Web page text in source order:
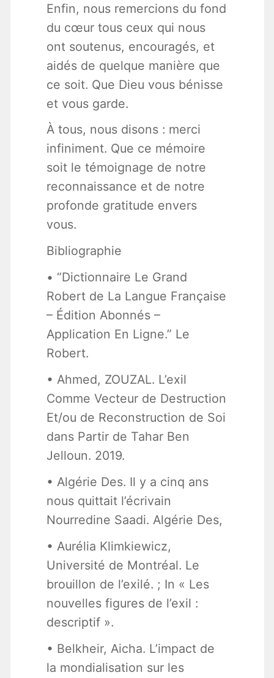
Enfin, nous remercions du fond
du cœur tous ceux qui nous
ont soutenus, encouragés, et
aidés de quelque manière que
ce soit. Que Dieu vous bénisse
et vous garde.
À tous, nous disons : merci
infiniment. Que ce mémoire
soit le témoignage de notre
reconnaissance et de notre
profonde gratitude envers
vous.
Bibliographie
• “Dictionnaire Le Grand
Robert de La Langue Française
– Édition Abonnés –
Application En Ligne.” Le
Robert.
• Ahmed, ZOUZAL. L’exil
Comme Vecteur de Destruction
Et/ou de Reconstruction de Soi
dans Partir de Tahar Ben
Jelloun. 2019.
• Algérie Des. Il y a cinq ans
nous quittait l’écrivain
Nourredine Saadi. Algérie Des,
• Aurélia Klimkiewicz,
Université de Montréal. Le
brouillon de l’exilé. ; In « Les
nouvelles figures de l’exil :
descriptif ».
• Belkheir, Aicha. L’impact de
la mondialisation sur les